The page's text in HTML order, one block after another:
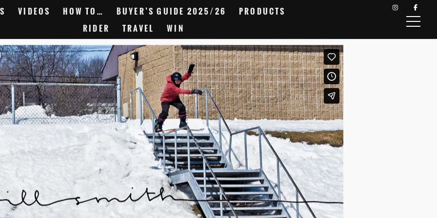
VIDEOS HOW TO… BUYER’S GUIDE 2025/26
PRODUCTS
RIDER
TRAVEL WIN